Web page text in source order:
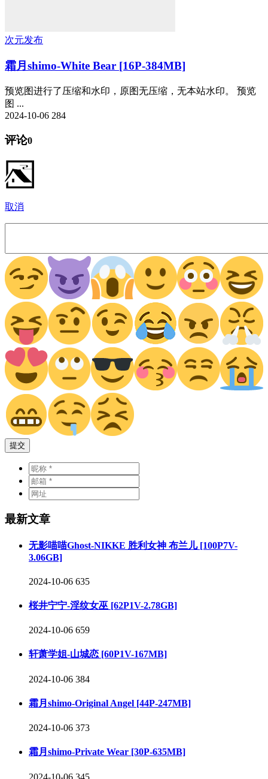
次元发布
霜月shimo-White Bear [16P-384MB]
预览图进行了压缩和水印，原图无压缩，无本站水印。 预览
图 ...
2024-10-06 284
评论0
取消
提交
最新文章
无影喵喵Ghost-NIKKE 胜利女神 布兰儿 [100P7V-
3.06GB]
2024-10-06 635
桜井宁宁-淫纹女巫 [62P1V-2.78GB]
2024-10-06 659
轩萧学姐-山城恋 [60P1V-167MB]
2024-10-06 384
霜月shimo-Original Angel [44P-247MB]
2024-10-06 373
霜月shimo-Private Wear [30P-635MB]
2024-10-06 345